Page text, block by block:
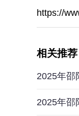
https://
相关推荐
2025年邵
2025年邵